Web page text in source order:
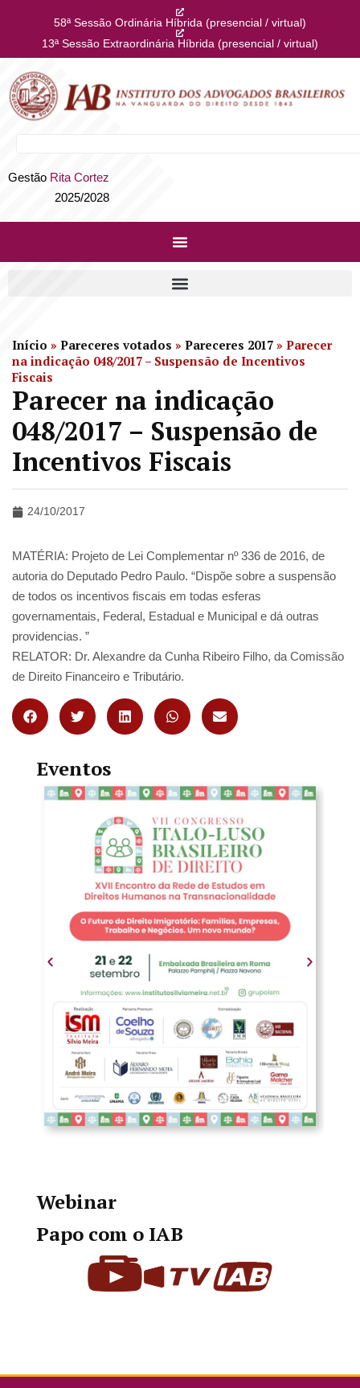
58ª Sessão Ordinária Híbrida (presencial / virtual)
13ª Sessão Extraordinária Híbrida (presencial / virtual)
Gestão Rita Cortez
2025/2028
Início » Pareceres votados » Pareceres 2017 » Parecer
na indicação 048/2017 – Suspensão de Incentivos
Fiscais
Parecer na indicação
048/2017 – Suspensão de
Incentivos Fiscais
24/10/2017
MATÉRIA: Projeto de Lei Complementar nº 336 de 2016, de
autoria do Deputado Pedro Paulo. “Dispõe sobre a suspensão
de todos os incentivos fiscais em todas esferas
governamentais, Federal, Estadual e Municipal e dá outras
providencias. ”
RELATOR: Dr. Alexandre da Cunha Ribeiro Filho, da Comissão
de Direito Financeiro e Tributário.
Eventos
Webinar
Papo com o IAB